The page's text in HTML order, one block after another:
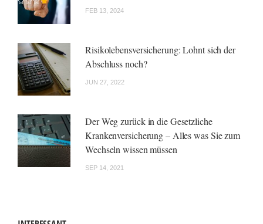
FEB 13, 2024
Risikolebensversicherung: Lohnt sich der
Abschluss noch?
JUN 27, 2022
Der Weg zurück in die Gesetzliche
Krankenversicherung – Alles was Sie zum
Wechseln wissen müssen
SEP 14, 2021